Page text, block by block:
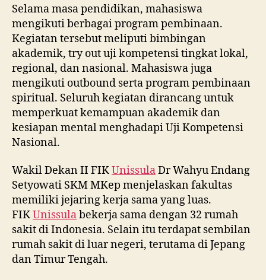
Selama masa pendidikan, mahasiswa
mengikuti berbagai program pembinaan.
Kegiatan tersebut meliputi bimbingan
akademik, try out uji kompetensi tingkat lokal,
regional, dan nasional. Mahasiswa juga
mengikuti outbound serta program pembinaan
spiritual. Seluruh kegiatan dirancang untuk
memperkuat kemampuan akademik dan
kesiapan mental menghadapi Uji Kompetensi
Nasional.
Wakil Dekan II FIKUnissulaDr Wahyu Endang
Setyowati SKM MKep menjelaskan fakultas
memiliki jejaring kerja sama yang luas.
FIKUnissulabekerja sama dengan 32 rumah
sakit di Indonesia. Selain itu terdapat sembilan
rumah sakit di luar negeri, terutama di Jepang
dan Timur Tengah.